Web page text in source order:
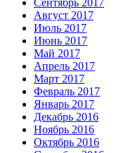
Сентябрь 2017
Август 2017
Июль 2017
Июнь 2017
Май 2017
Апрель 2017
Март 2017
Февраль 2017
Январь 2017
Декабрь 2016
Ноябрь 2016
Октябрь 2016